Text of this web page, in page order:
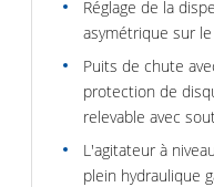
Réglage de la
asymétrique sur
Puits de chute
protection de
relevable avec
L'agitateur à
plein hydraulique